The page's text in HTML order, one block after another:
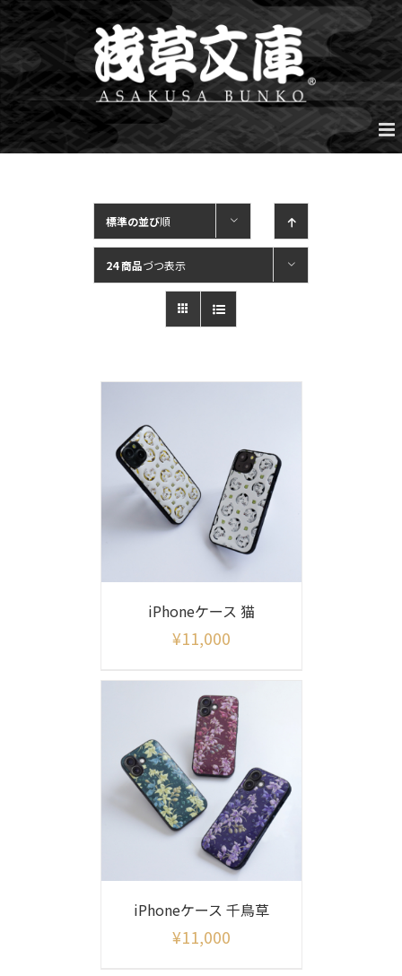
Skip
to
content
標準の並び順
24 商品づつ表示
iPhoneケース 猫
¥11,000
iPhoneケース 千鳥草
¥11,000